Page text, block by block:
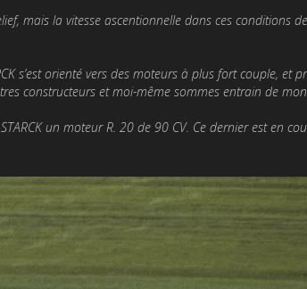
mais la vitesse ascentionnelle dans ces conditions
s’est orienté vers des moteurs à plus fort couple, et
constructeurs et moi-même sommes entrain de
un moteur R. 20 de 90 CV. Ce dernier est en